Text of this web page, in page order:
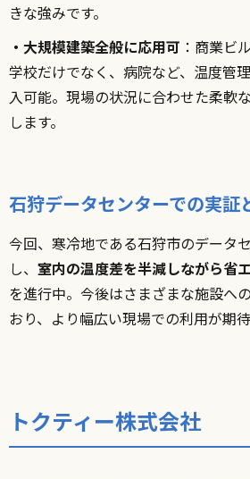
きな強みです。
・大規模建築全般に応用可 ：商業ビ
学校だけでなく、病院など、温度管
入可能。現場の状況に合わせた柔軟
します。
石狩データセンターでの実証
今回、寒冷地である石狩市のデータ
し、 室内の温度差を半減しながら省
を進行中。今後はさまざまな施設へ
おり、より幅広い現場での利用が期待
トクティー株式会社